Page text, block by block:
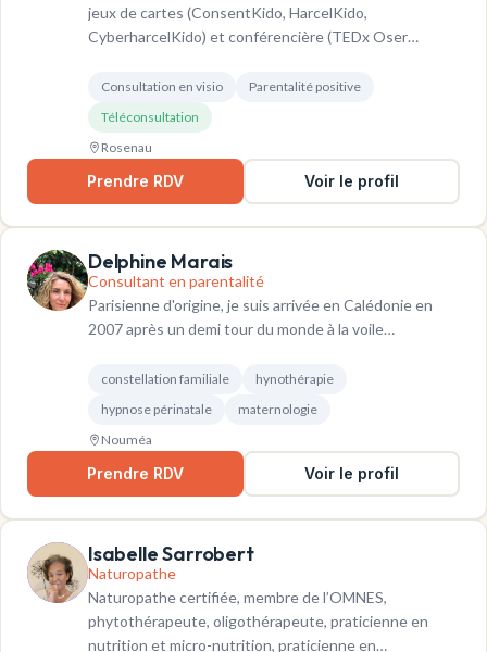
jeux de cartes (ConsentKido, HarcelKido,
CyberharcelKido) et conférencière (TEDx Oser…
Consultation en visio
Parentalité positive
Téléconsultation
Rosenau
Prendre RDV Voir le profil
Delphine Marais
Consultant en parentalité
Parisienne d'origine, je suis arrivée en Calédonie en
2007 après un demi tour du monde à la voile…
constellation familiale
hynothérapie
hypnose périnatale
maternologie
Nouméa
Prendre RDV Voir le profil
Isabelle Sarrobert
Naturopathe
Naturopathe certifiée, membre de l’OMNES,
phytothérapeute, oligothérapeute, praticienne en
nutrition et micro-nutrition, praticienne en